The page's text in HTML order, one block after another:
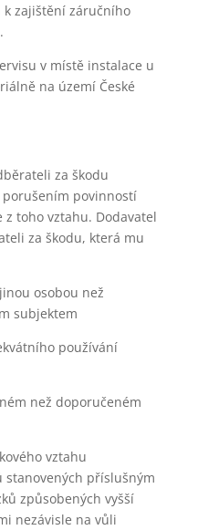
k zajištění záručního
v místě instalace u
na území České
za škodu
povinností
toho vztahu. Dodavatel
za škodu, která mu
osobou než
subjektem
používání
než doporučeném
vztahu
příslušným
způsobených vyšší
nezávisle na vůli